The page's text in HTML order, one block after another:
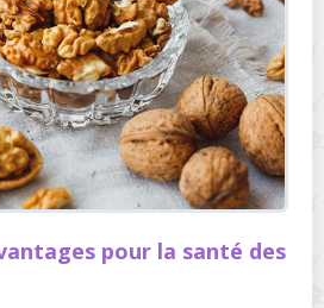
pour la santé des